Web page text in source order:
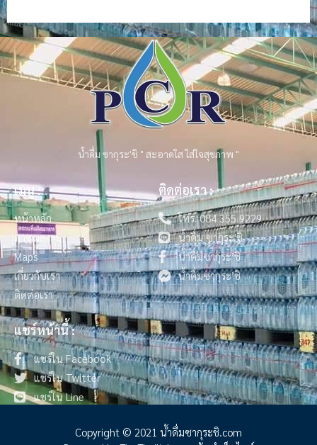
น้ำดื่ม ซากุระ'ชิ " สะอาดใส ใส่ใจสุขภาพ "
เมนู :
หน้าหลัก
ภาพผลงาน
Maps
เกี่ยวกับเรา
ติดต่อเรา
ติดต่อเรา :
โทร. 084 355 9229
น้ำดื่ม ซากุระ'ชิ
น้ำดื่มซากุระ’ชิ
น้ำดื่มซากุระ’ชิ
แชร์หน้านี้ :
แชร์ใน Facebook
แชร์ใน Twitter
แชร์ใน Line
Copyright © 2021 น้ําดื่มซากุระชิ.com